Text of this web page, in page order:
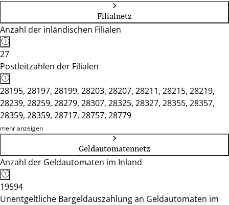
Filialnetz
Anzahl der inländischen Filialen
27
Postleitzahlen der Filialen
28195, 28197, 28199, 28203, 28207, 28211, 28215, 28219,
28239, 28259, 28279, 28307, 28325, 28327, 28355, 28357,
28359, 28359, 28717, 28757, 28779
mehr anzeigen
Geldautomatennetz
Anzahl der Geldautomaten im Inland
19594
Unentgeltliche Bargeldauszahlung an Geldautomaten im